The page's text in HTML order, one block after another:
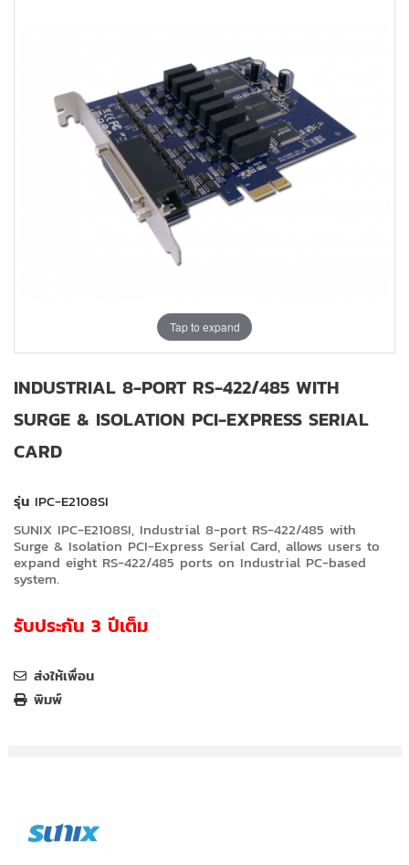
Tap to expand
INDUSTRIAL 8-PORT RS-422/485 WITH
SURGE & ISOLATION PCI-EXPRESS SERIAL
CARD
รุ่น IPC-E2108SI
SUNIX IPC-E2108SI, Industrial 8-port RS-422/485 with
Surge & Isolation PCI-Express Serial Card, allows users to
expand eight RS-422/485 ports on Industrial PC-based
system.
รับประกัน 3 ปีเต็ม
ส่งให้เพื่อน
พิมพ์